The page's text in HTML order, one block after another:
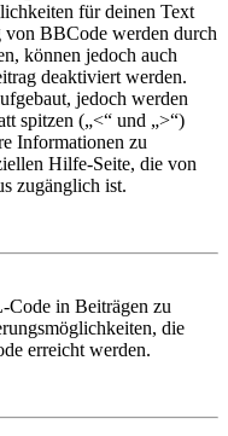
für deinen Text
BBCode werden durch
können jedoch auch
deaktiviert werden.
jedoch werden
spitzen („<“ und „>“)
Informationen zu
Hilfe-Seite, die von
zugänglich ist.
in Beiträgen zu
die
erreicht werden.